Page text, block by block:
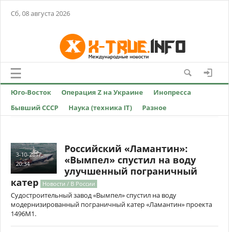
Сб, 08 августа 2026
Юго-Восток Операция Z на Украине
Инопресса
Бывший СССР
Наука (техника IT) Разное
3-10-2017,
20:34
Российский «Ламантин»:
«Вымпел» спустил на воду
улучшенный пограничный
катер Новости / В России
Судостроительный завод «Вымпел» спустил на воду
модернизированный пограничный катер «Ламантин» проекта
1496М1.